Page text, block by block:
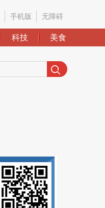
手机版 无障碍
科技 美食